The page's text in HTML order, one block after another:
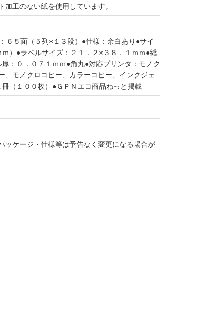
加工のない紙を使用しています。
６５面（５列×１３段）●仕様：余白あり●サイ
）●ラベルサイズ：２１．２×３８．１ｍｍ●総
：０．０７１ｍｍ●角丸●対応プリンタ：モノク
、モノクロコピー、カラーコピー、インクジェ
（１００枚）●ＧＰＮエコ商品ねっと掲載
ッケージ・仕様等は予告なく変更になる場合が